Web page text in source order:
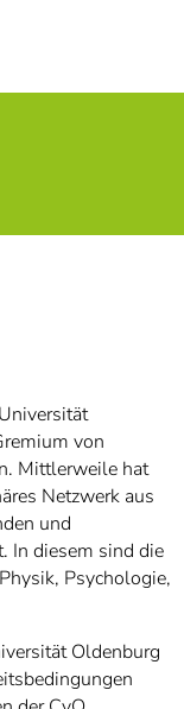
von
Mittlerweile hat
Netzwerk aus
und
In diesem sind die
Psychologie,
Oldenburg